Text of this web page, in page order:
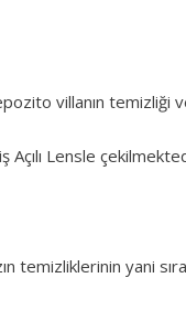
villanın temizliği
Lensle
temizliklerinin yani